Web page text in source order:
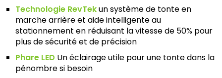
Technologie RevTekun système de tonte en
marche arrière et aide intelligente au
stationnement en réduisant la vitesse de 50% pour
plus de sécurité et de précision
Phare LED Un éclairage utile pour une tonte dans la
pénombre si besoin